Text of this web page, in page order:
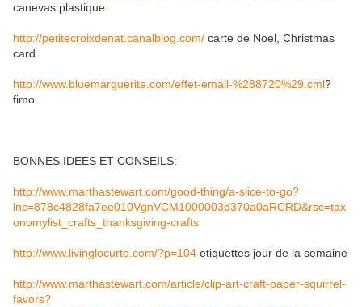
canevas plastique
http://petitecroixdenat.canalblog.com/ carte de Noel, Christmas
card
http://www.bluemarguerite.com/effet-email-%288720%29.cml?
fimo
BONNES IDEES ET CONSEILS:
http://www.marthastewart.com/good-thing/a-slice-to-go?
lnc=878c4828fa7ee010VgnVCM1000003d370a0aRCRD&rsc=tax
onomylist_crafts_thanksgiving-crafts
http://www.livinglocurto.com/?p=104 etiquettes jour de la semaine
http://www.marthastewart.com/article/clip-art-craft-paper-squirrel-
favors?